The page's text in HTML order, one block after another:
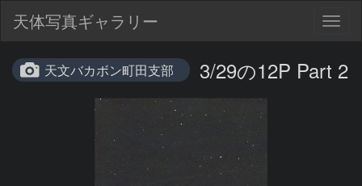
天体写真ギャラリー
天文バカボン町田支部 3/29の12P Part 2